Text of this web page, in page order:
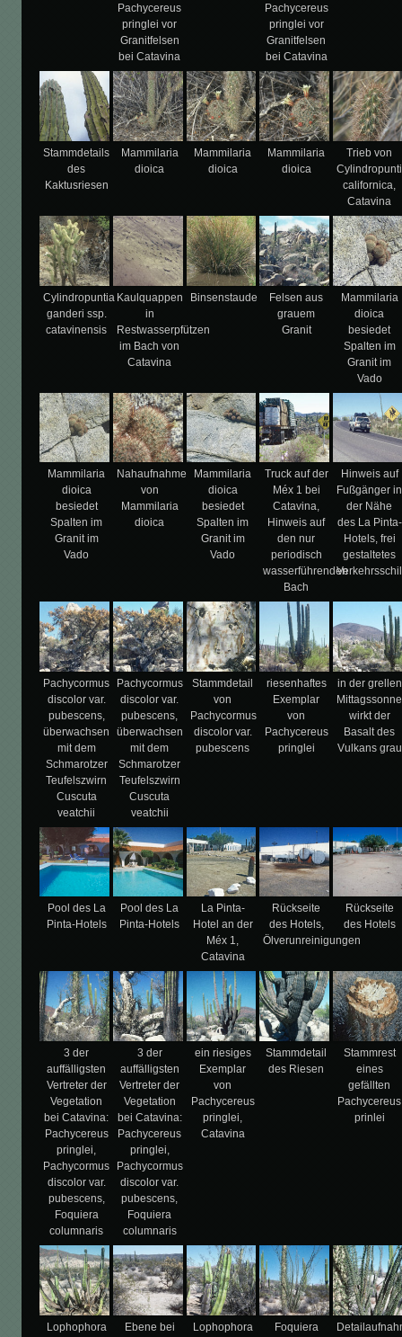
Pachycereus
pringlei vor
Granitfelsen
bei Catavina
Pachycereus
pringlei vor
Granitfelsen
bei Catavina
Stammdetails
des
Kaktusriesen
Mammilaria
dioica
Mammilaria
dioica
Mammilaria
dioica
Trieb von
californica,
Catavina
Cylindropuntia
ganderi ssp.
catavinensis
Kaulquappen
in
Restwasserpfützen
im Bach von
Catavina
Binsenstaude
Felsen aus
grauem
Granit
Mammilaria
dioica
besiedet
Spalten im
Granit im
Vado
Mammilaria
dioica
besiedet
Spalten im
Granit im
Vado
Nahaufnahme
von
Mammilaria
dioica
Mammilaria
dioica
besiedet
Spalten im
Granit im
Vado
Truck auf der
Méx 1 bei
Catavina,
Hinweis auf
den nur
periodisch
wasserführenden
Bach
Hinweis auf
Fußgänger in
der Nähe
des La Pinta-
Hotels, frei
gestaltetes
Pachycormus
discolor var.
pubescens,
überwachsen
mit dem
Schmarotzer
Teufelszwirn
Cuscuta
veatchii
Pachycormus
discolor var.
pubescens,
überwachsen
mit dem
Schmarotzer
Teufelszwirn
Cuscuta
veatchii
Stammdetail
von
Pachycormus
discolor var.
pubescens
riesenhaftes
Exemplar
von
Pachycereus
pringlei
in der grellen
Mittagssonne
wirkt der
Basalt des
Vulkans grau
Pool des La
Pinta-Hotels
Pool des La
Pinta-Hotels
La Pinta-
Hotel an der
Méx 1,
Catavina
Rückseite
des Hotels,
Ölverunreinigungen
Rückseite
des Hotels
3 der
auffälligsten
Vertreter der
Vegetation
bei Catavina:
Pachycereus
pringlei,
Pachycormus
discolor var.
pubescens,
Foquiera
columnaris
3 der
auffälligsten
Vertreter der
Vegetation
bei Catavina:
Pachycereus
pringlei,
Pachycormus
discolor var.
pubescens,
Foquiera
columnaris
ein riesiges
Exemplar
von
Pachycereus
pringlei,
Catavina
Stammdetail
des Riesen
Stammrest
eines
gefällten
Pachycereus
prinlei
Lophophora
Ebene bei
Lophophora
Foquiera